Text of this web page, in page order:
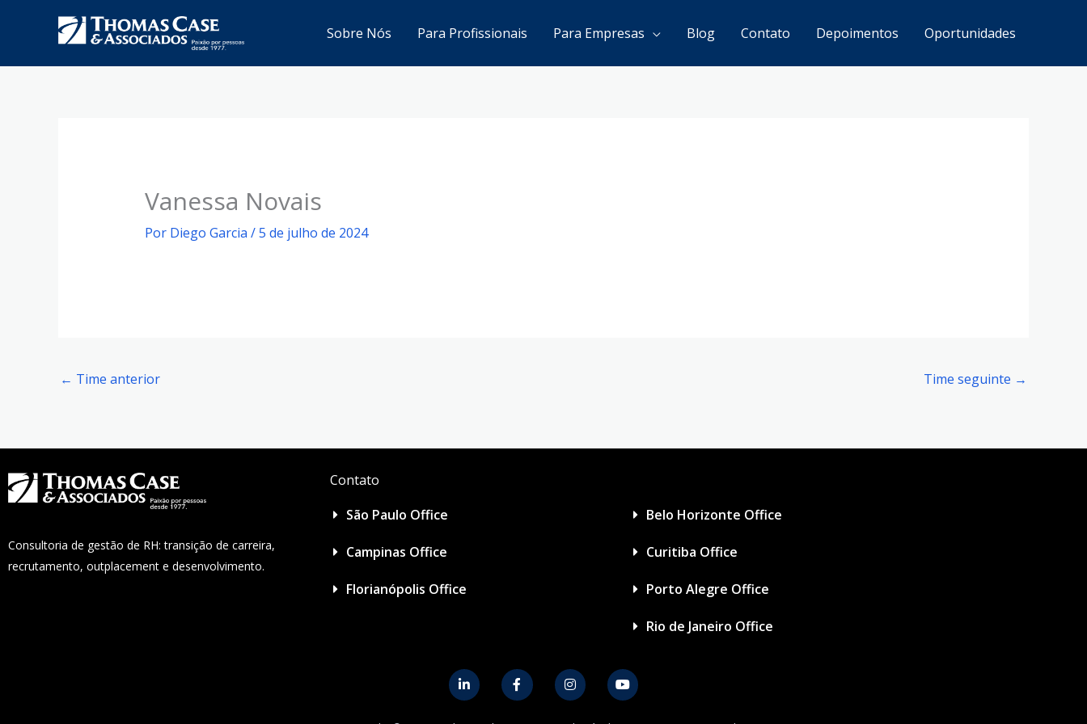
Sobre Nós Para Profissionais Para Empresas Blog Contato Depoimentos Oportunidades
Vanessa Novais
Por Diego Garcia /5 de julho de 2024
← Time anterior Time seguinte →
Consultoria de gestão de RH: transição de carreira,
recrutamento, outplacement e desenvolvimento.
Contato
São Paulo Office
Campinas Office
Florianópolis Office
Belo Horizonte Office
Curitiba Office
Porto Alegre Office
Rio de Janeiro Office
L
i
n
F
a
c
I
n
s
Y
o
u